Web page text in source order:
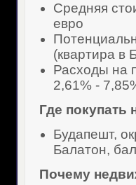
Средняя
евро
(квартира в
Расходы на
2,61% -
Где покупать
Будапешт,
Балатон,
Почему